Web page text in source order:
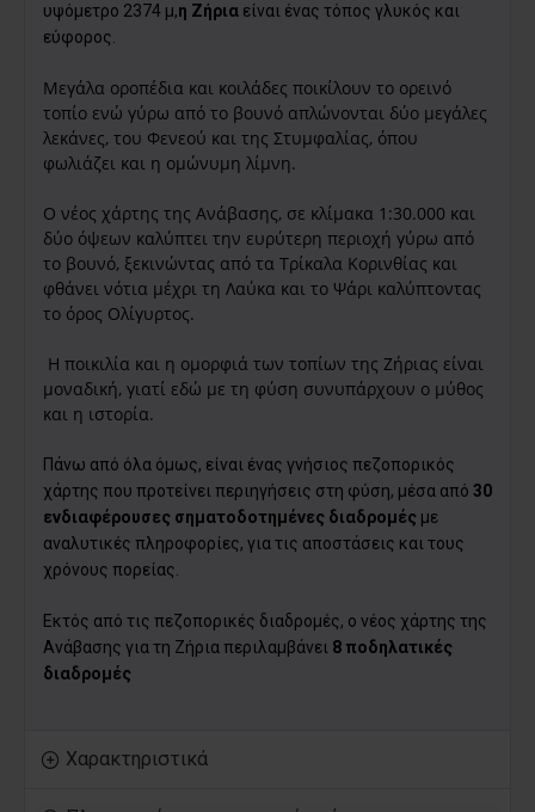
υψόμετρο 2374 μ,η Ζήρια είναι ένας τόπος γλυκός και
εύφορος.
Μεγάλα οροπέδια και κοιλάδες ποικίλουν το ορεινό
τοπίο ενώ γύρω από το βουνό απλώνονται δύο μεγάλες
λεκάνες, του Φενεού και της Στυμφαλίας, όπου
φωλιάζει και η ομώνυμη λίμνη.
Ο νέος χάρτης της Ανάβασης, σε κλίμακα 1:30.000 και
δύο όψεων καλύπτει την ευρύτερη περιοχή γύρω από
το βουνό, ξεκινώντας από τα Τρίκαλα Κορινθίας και
φθάνει νότια μέχρι τη Λαύκα και το Ψάρι καλύπτοντας
το όρος Ολίγυρτος.
Η ποικιλία και η ομορφιά των τοπίων της Ζήριας είναι
μοναδική, γιατί εδώ με τη φύση συνυπάρχουν ο μύθος
και η ιστορία.
Πάνω από όλα όμως, είναι ένας γνήσιος πεζοπορικός
χάρτης που προτείνει περιηγήσεις στη φύση, μέσα από 30
ενδιαφέρουσες σηματοδοτημένες διαδρομές με
αναλυτικές πληροφορίες, για τις αποστάσεις και τους
χρόνους πορείας.
Εκτός από τις πεζοπορικές διαδρομές, ο νέος χάρτης της
Ανάβασης για τη Ζήρια περιλαμβάνει 8 ποδηλατικές
διαδρομές
Χαρακτηριστικά